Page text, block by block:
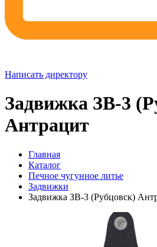
Написать директору
Задвижка ЗВ-3
Антрацит
Главная
Каталог
Печное чугунное литье
Задвижки
Задвижка ЗВ-3 (Рубцовск)